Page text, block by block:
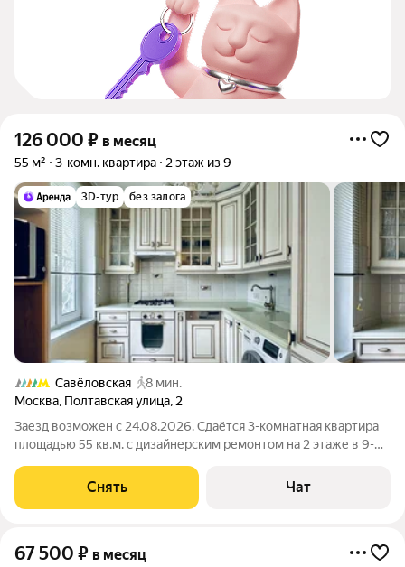
126 000 ₽ в месяц
55 м² 3-комн. квартира 2 этаж из 9
3D-тур без залога
Савёловская
8 мин.
Москва, Полтавская улица, 2
Заезд возможен с 24.08.2026. Сдаётся 3-комнатная квартира
площадью 55 кв.м. с дизайнерским ремонтом на 2 этаже в 9-
Снять Чат
67 500 ₽ в месяц